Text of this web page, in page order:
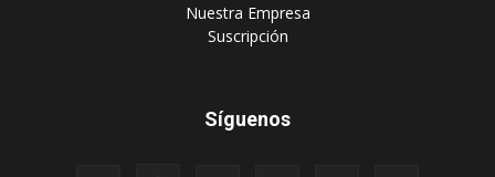
‎Nuestra Empresa
‎Suscripción
Síguenos